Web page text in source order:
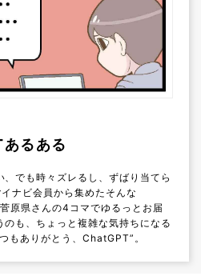
るある
でも時々ズレるし、ずばり当てら
ナビ会員から集めたそんな
原県さんの4コマでゆるっとお届
のも、ちょっと複雑な気持ちになる
もありがとう、ChatGPT”。